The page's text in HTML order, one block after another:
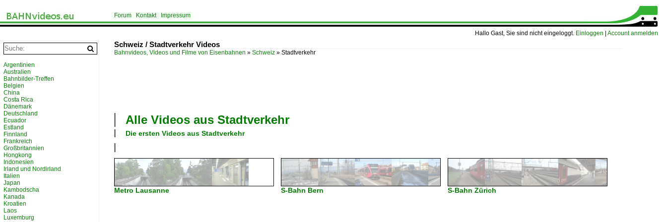
Hallo Gast, Sie sind nicht eingeloggt. Einloggen Account anmelden
Forum Kontakt Impressum
Schweiz / Stadtverkehr Videos
Bahnvideos, Videos und Filme von Eisenbahnen » Schweiz » Stadtverkehr
Alle Videos aus Stadtverkehr
Die ersten Videos aus Stadtverkehr
Metro Lausanne S-Bahn Bern S-Bahn Zürich
Argentinien
Australien
Bahnbilder-Treffen
Belgien
China
Costa Rica
Dänemark
Deutschland
Ecuador
Estland
Finnland
Frankreich
Großbritannien
Hongkong
Indonesien
Irland und Nordirland
Italien
Japan
Kambodscha
Kanada
Kroatien
Laos
Luxemburg